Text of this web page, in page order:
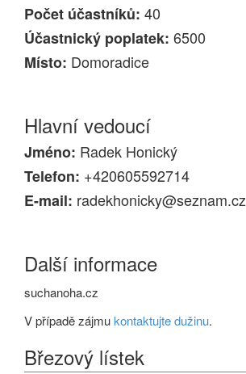
Počet účastníků: 40
Účastnický poplatek: 6500
Místo: Domoradice
Hlavní vedoucí
Jméno: Radek Honický
Telefon: +420605592714
E-mail: radekhonicky@seznam.cz
Další informace
suchanoha.cz
V případě zájmukontaktujte dužinu.
Březový lístek